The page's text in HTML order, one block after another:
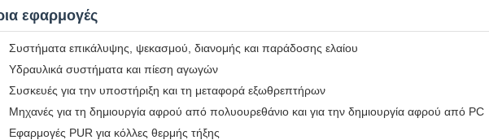
εφαρμογές
Συστήματα επικάλυψης, ψεκασμού, διανομής και παράδοσης ελαίου
Υδραυλικά συστήματα και πίεση αγωγών
Συσκευές για την υποστήριξη και τη μεταφορά εξωθρεπτήρων
Μηχανές για τη δημιουργία αφρού από πολυουρεθάνιο και για την δημιουργία αφρού από PC
Εφαρμογές PUR για κόλλες θερμής τήξης